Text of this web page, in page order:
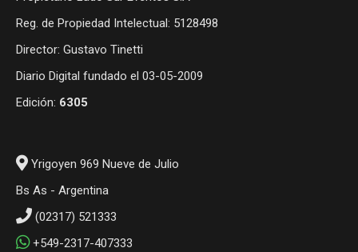
Reg. de Propiedad Intelectual: 5128498
Director: Gustavo Tinetti
Diario Digital fundado el 03-05-2009
Edición: 6305
Yrigoyen 969 Nueve de Julio
Bs As - Argentina
(02317) 521333
+549-2317-407333